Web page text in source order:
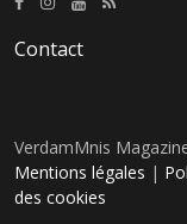
Contact
VerdamMnis
Mentions légales |
des cookies